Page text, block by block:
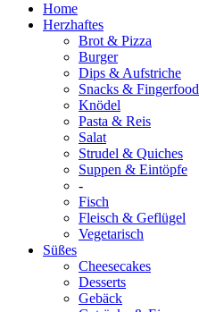
Home
Herzhaftes
Brot & Pizza
Burger
Dips & Aufstriche
Snacks & Fingerfood
Knödel
Pasta & Reis
Salat
Strudel & Quiches
Suppen & Eintöpfe
-
Fisch
Fleisch & Geflügel
Vegetarisch
Süßes
Cheesecakes
Desserts
Gebäck